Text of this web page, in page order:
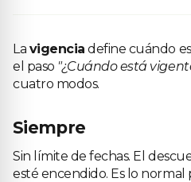
La vigencia define cuándo
el paso "¿Cuándo está
cuatro modos.
Siempre
Sin límite de fechas. El
esté encendido. Es lo